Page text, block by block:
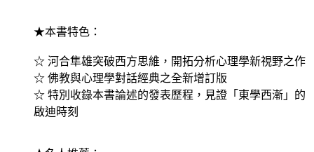
★本書特色：
☆ 河合隼雄突破西方思維，開拓分析心理學新視野之作
☆ 佛教與心理學對話經典之全新增訂版
☆ 特別收錄本書論述的發表歷程，見證「東學西漸」的
啟迪時刻